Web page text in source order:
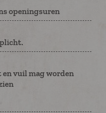
openingsuren
vuil mag worden